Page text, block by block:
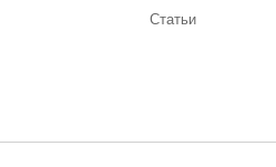
Статьи